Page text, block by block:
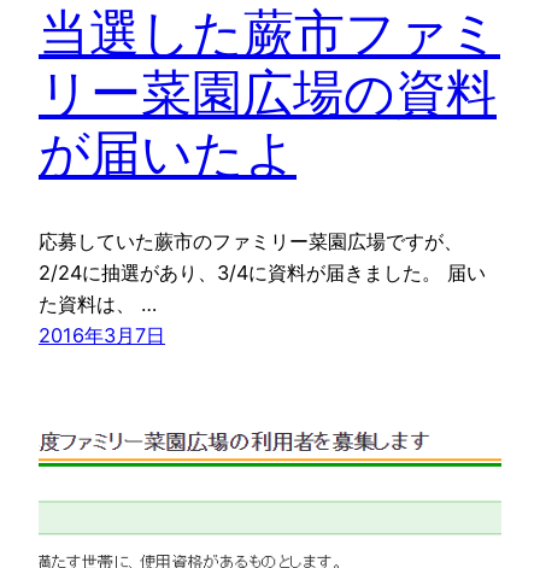
当選した蕨市ファミ
リー菜園広場の資料
が届いたよ
応募していた蕨市のファミリー菜園広場ですが、
2/24に抽選があり、3/4に資料が届きました。 届い
た資料は、 …
2016年3月7日